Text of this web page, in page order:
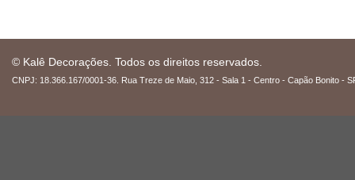
© Kalê Decorações. Todos os direitos reservados.
CNPJ: 18.366.167/0001-36. Rua Treze de Maio, 312 - Sala 1 - Centro - Capão Bonito -